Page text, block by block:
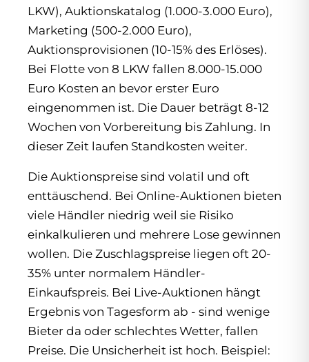
LKW), Auktionskatalog (1.000-3.000 Euro),
Marketing (500-2.000 Euro),
Auktionsprovisionen (10-15% des Erlöses).
Bei Flotte von 8 LKW fallen 8.000-15.000
Euro Kosten an bevor erster Euro
eingenommen ist. Die Dauer beträgt 8-12
Wochen von Vorbereitung bis Zahlung. In
dieser Zeit laufen Standkosten weiter.
Die Auktionspreise sind volatil und oft
enttäuschend. Bei Online-Auktionen bieten
viele Händler niedrig weil sie Risiko
einkalkulieren und mehrere Lose gewinnen
wollen. Die Zuschlagspreise liegen oft 20-
35% unter normalem Händler-
Einkaufspreis. Bei Live-Auktionen hängt
Ergebnis von Tagesform ab - sind wenige
Bieter da oder schlechtes Wetter, fallen
Preise. Die Unsicherheit ist hoch. Beispiel: